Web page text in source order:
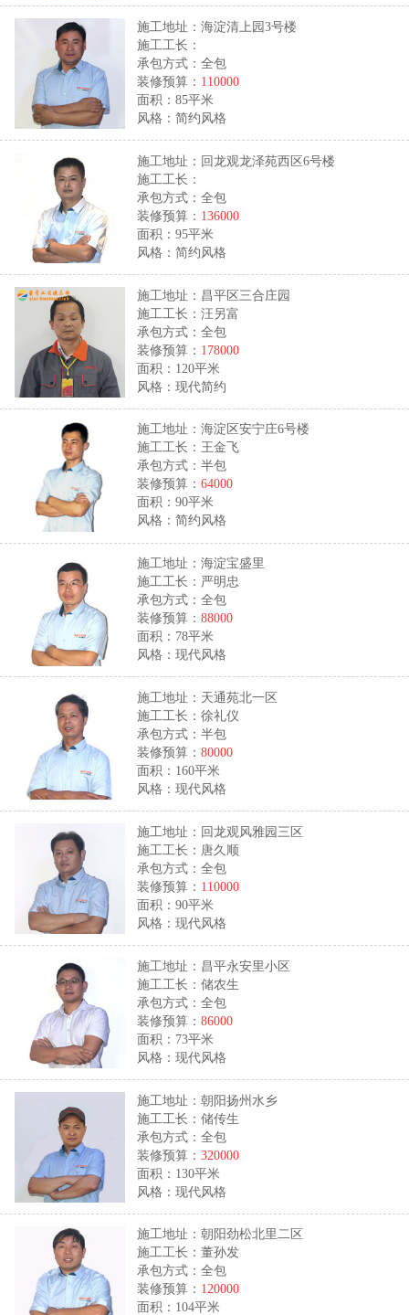
施工地址：海淀清上园3号楼
施工工长：
承包方式：全包
装修预算： 110000
面积：85平米
风格：简约风格
施工地址：回龙观龙泽苑西区6号楼
施工工长：
承包方式：全包
装修预算： 136000
面积：95平米
风格：简约风格
施工地址：昌平区三合庄园
施工工长：汪另富
承包方式：全包
装修预算： 178000
面积：120平米
风格：现代简约
施工地址：海淀区安宁庄6号楼
施工工长：王金飞
承包方式：半包
装修预算：64000
面积：90平米
风格：简约风格
施工地址：海淀宝盛里
施工工长：严明忠
承包方式：全包
装修预算：88000
面积：78平米
风格：现代风格
施工地址：天通苑北一区
施工工长：徐礼仪
承包方式：半包
装修预算：80000
面积：160平米
风格：现代风格
施工地址：回龙观风雅园三区
施工工长：唐久顺
承包方式：全包
装修预算： 110000
面积：90平米
风格：现代风格
施工地址：昌平永安里小区
施工工长：储农生
承包方式：全包
装修预算：86000
面积：73平米
风格：现代风格
施工地址：朝阳扬州水乡
施工工长：储传生
承包方式：全包
装修预算：320000
面积：130平米
风格：现代风格
施工地址：朝阳劲松北里二区
施工工长：董孙发
承包方式：全包
装修预算： 120000
面积：104平米